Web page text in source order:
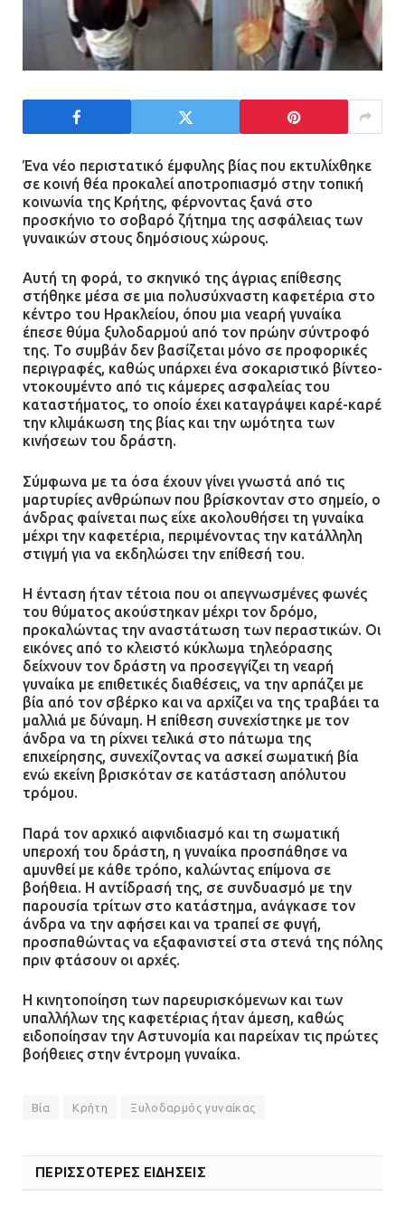
Ασπρόπυργος: Πέθανε ένας από
τους σοβαρά εγκαυματίες της
μεγάλης έκρηξης στο εργοστάσιο
12.07.2026 | 15:07
Άργος: Στη φυλακή οι δύο
αστυνομικοί για τους
πυροβολισμούς κατά του 20χρονου
με αναπηρία
Ένα πουλί «υπεύθυνο» για την
πρωινή διακοπή ρεύματος στη
Μάνδρα
09.07.2026 | 11:12
Φωτιά σε επιχείρηση στον
Ασπρόπυργο – Ήχησε το 112
09.07.2026 | 09:19
Δίωξη για απόπειρα
αστυνομικούς
08.07.2026 | 22:30
Ομαδικός βιασμός 19χρονης στο
Α.Τ. Ομονοίας: Ο Εισαγγελέας
πρότεινε την αθώωση των
αστυνομικών
08.07.2026 | 16:24
τους μισθούς του 2025 στο Θριάσιο
για μηχάνημα καρδιολογικών
επεμβάσεων
08.07.2026 | 15:02
ΔΗΜΟΣ ΜΑΝΔΡΑΣ ΕΙΔΥΛΛΙΑΣ: Δύο
νέα πολυδύναμα οχήματα 4×4
08.07.2026 | 09:40
Ομάδα ατόμων επιτέθηκε με
Άνω Λιόσια: Έριξαν τα ναρκωτικά
Ένα νέο περιστατικό έμφυλης βίας που εκτυλίχθηκε
σε κοινή θέα προκαλεί αποτροπιασμό στην τοπική
κοινωνία της Κρήτης, φέρνοντας ξανά στο
προσκήνιο το σοβαρό ζήτημα της ασφάλειας των
γυναικών στους δημόσιους χώρους.
Αυτή τη φορά, το σκηνικό της άγριας επίθεσης
στήθηκε μέσα σε μια πολυσύχναστη καφετέρια στο
κέντρο του Ηρακλείου, όπου μια νεαρή γυναίκα
έπεσε θύμα ξυλοδαρμού από τον πρώην σύντροφό
της. Το συμβάν δεν βασίζεται μόνο σε προφορικές
περιγραφές, καθώς υπάρχει ένα σοκαριστικό βίντεο-
ντοκουμέντο από τις κάμερες ασφαλείας του
καταστήματος, το οποίο έχει καταγράψει καρέ-καρέ
την κλιμάκωση της βίας και την ωμότητα των
κινήσεων του δράστη.
Σύμφωνα με τα όσα έχουν γίνει γνωστά από τις
μαρτυρίες ανθρώπων που βρίσκονταν στο σημείο, ο
άνδρας φαίνεται πως είχε ακολουθήσει τη γυναίκα
μέχρι την καφετέρια, περιμένοντας την κατάλληλη
στιγμή για να εκδηλώσει την επίθεσή του.
Η ένταση ήταν τέτοια που οι απεγνωσμένες φωνές
του θύματος ακούστηκαν μέχρι τον δρόμο,
προκαλώντας την αναστάτωση των περαστικών. Οι
εικόνες από το κλειστό κύκλωμα τηλεόρασης
δείχνουν τον δράστη να προσεγγίζει τη νεαρή
γυναίκα με επιθετικές διαθέσεις, να την αρπάζει με
βία από τον σβέρκο και να αρχίζει να της τραβάει τα
μαλλιά με δύναμη. Η επίθεση συνεχίστηκε με τον
άνδρα να τη ρίχνει τελικά στο πάτωμα της
επιχείρησης, συνεχίζοντας να ασκεί σωματική βία
ενώ εκείνη βρισκόταν σε κατάσταση απόλυτου
τρόμου.
Παρά τον αρχικό αιφνιδιασμό και τη σωματική
υπεροχή του δράστη, η γυναίκα προσπάθησε να
αμυνθεί με κάθε τρόπο, καλώντας επίμονα σε
βοήθεια. Η αντίδρασή της, σε συνδυασμό με την
παρουσία τρίτων στο κατάστημα, ανάγκασε τον
άνδρα να την αφήσει και να τραπεί σε φυγή,
προσπαθώντας να εξαφανιστεί στα στενά της πόλης
πριν φτάσουν οι αρχές.
Η κινητοποίηση των παρευρισκόμενων και των
υπαλλήλων της καφετέριας ήταν άμεση, καθώς
ειδοποίησαν την Αστυνομία και παρείχαν τις πρώτες
βοήθειες στην έντρομη γυναίκα.
Βία Κρήτη Ξυλοδαρμός γυναίκας
ΠΕΡΙΣΣΟΤΕΡΕΣ ΕΙΔΗΣΕΙΣ